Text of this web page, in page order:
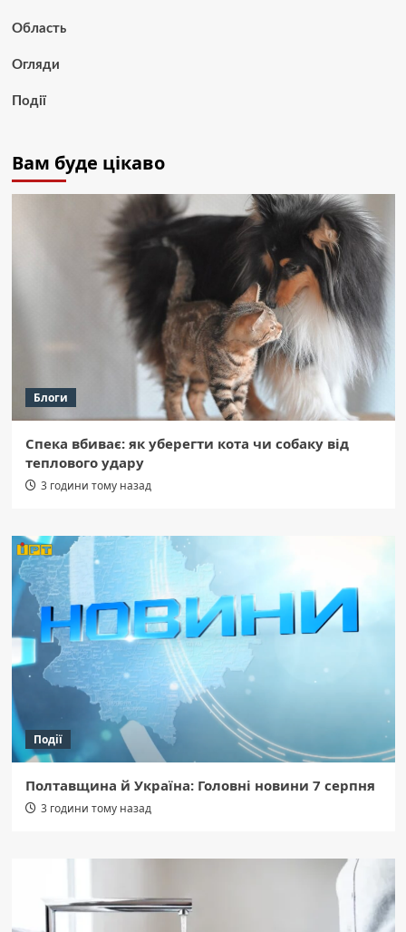
Область
Огляди
Події
Вам буде цікаво
Блоги
Спека вбиває: як уберегти кота чи собаку від
теплового удару
3 години тому назад
Події
Полтавщина й Україна: Головні новини 7 серпня
3 години тому назад